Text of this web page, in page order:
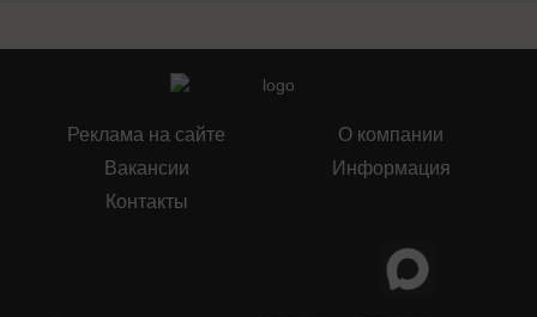
Реклама на сайте
Вакансии
Контакты
О компании
Информация